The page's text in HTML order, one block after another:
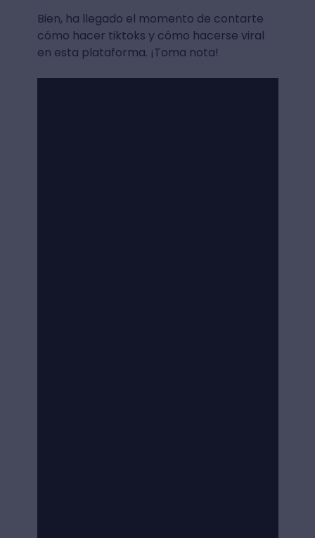
Bien, ha llegado el momento de contarte
cómo hacer tiktoks y cómo hacerse viral
en esta plataforma. ¡Toma nota!